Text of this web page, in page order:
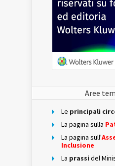
Aree
Le principali
La pagina sulla
La pagina sull'
Inclusione
La prassi del